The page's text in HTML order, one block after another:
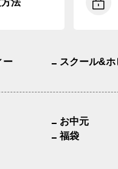
法
ー スクール&ホ
お中元
福袋